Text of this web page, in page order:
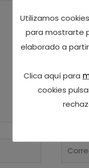
Correo
Utilizamos
para mostrarte
elaborado a
Clica aquí para
cookies